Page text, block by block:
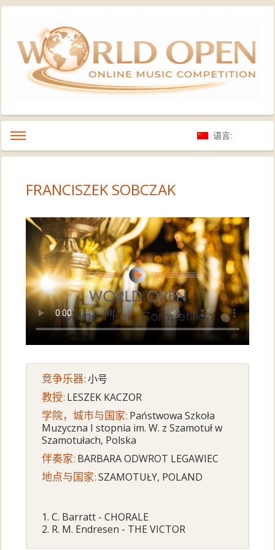
语言:
FRANCISZEK SOBCZAK
竞争乐器:小号
教授: LESZEK KACZOR
学院，城市与国家: Państwowa Szkoła
Muzyczna I stopnia im. W. z Szamotuł w
Szamotułach, Polska
伴奏家: BARBARA ODWROT LEGAWIEC
地点与国家:SZAMOTUŁY, POLAND
1. C. Barratt - CHORALE
2. R. M. Endresen - THE VICTOR